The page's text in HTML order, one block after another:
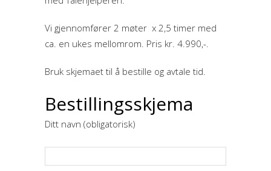
Vi gjennomfører 2 møter x 2,5 timer med
ca. en ukes mellomrom. Pris kr. 4.990,-.
Bruk skjemaet til å bestille og avtale tid.
Bestillingsskjema
Ditt navn (obligatorisk)